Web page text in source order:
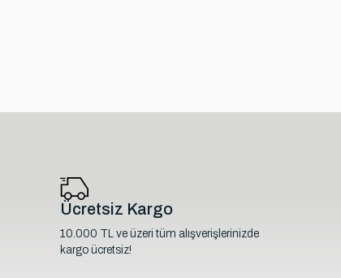
Ücretsiz Kargo
10.000 TL ve üzeri tüm alışverişlerinizde
kargo ücretsiz!